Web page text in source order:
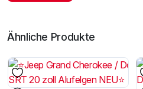
Ähnliche Produkte